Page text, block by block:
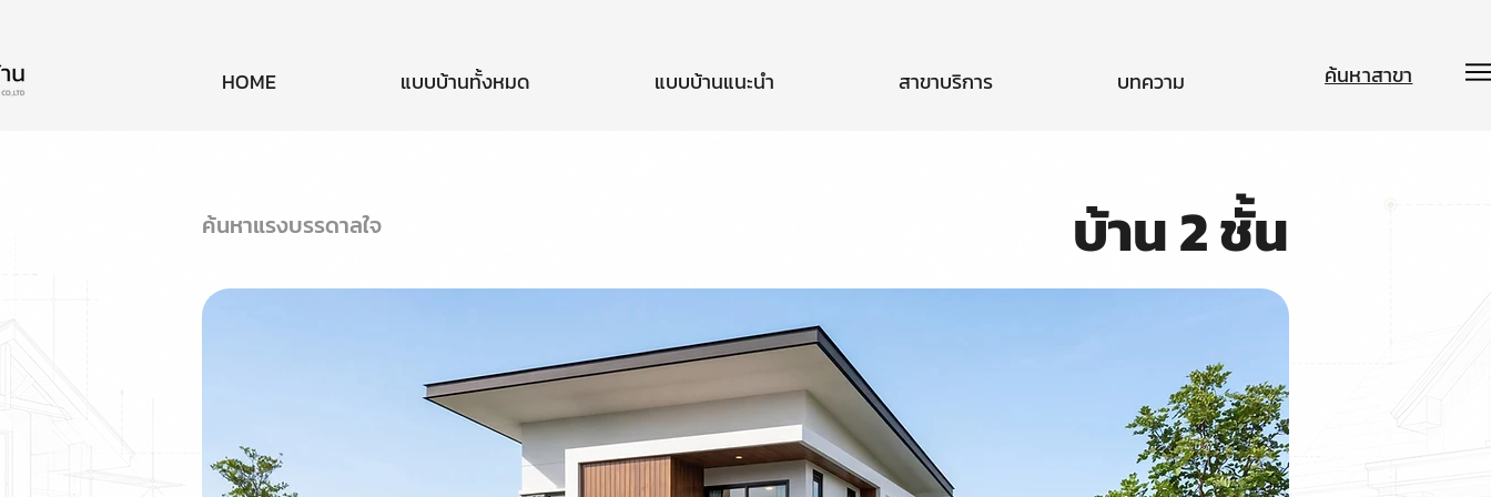
HOME แบบบ้านทั้งหมด แบบบ้านแนะนำ สาขาบริการ บทความ ค้นหาสาขา
ค้นหาแรงบรรดาลใจ บ้าน 2 ชั้น